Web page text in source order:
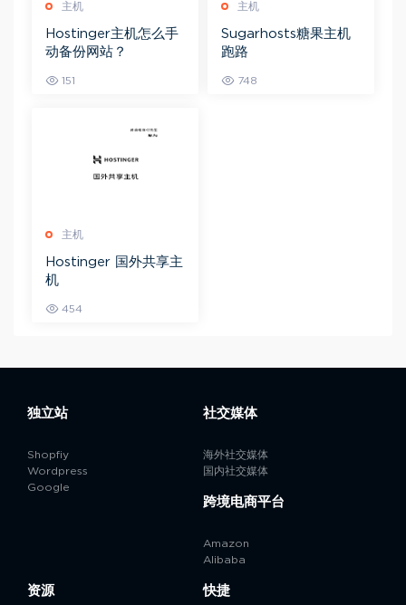
主机
Hostinger主机怎么手
动备份网站？
151
主机
Sugarhosts糖果主机
跑路
748
主机
Hostinger 国外共享主
机
454
独立站
Shopfiy
Wordpress
Google
社交媒体
海外社交媒体
国内社交媒体
跨境电商平台
Amazon
Alibaba
资源 快捷